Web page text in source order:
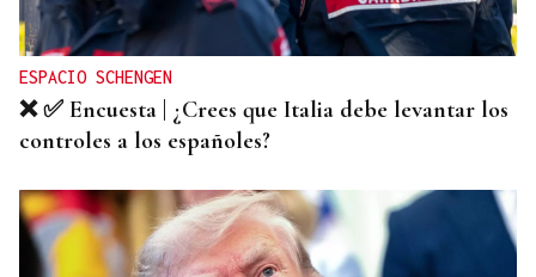
ESPACIO SCHENGEN
❌ ✅ Encuesta | ¿Crees que Italia debe levantar los
controles a los españoles?